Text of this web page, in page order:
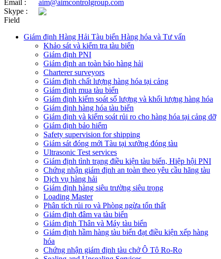
Email :
aim@aimcontrolgroup.com
Skype :
Field
Giám định Hàng Hải Tàu biển Hàng hóa và Tư vấn
Khảo sát và kiểm tra tàu biển
Giám định PNI
Giám định an toàn bảo hàng hải
Charterer surveyors
Giám định chất lượng hàng hóa tại cảng
​Giám định mua tàu biển
Giám định kiểm soát số lượng và khối lượng hàng hóa
Giám định hàng hóa tàu biển
Giám định và kiểm soát rủi ro cho hàng hóa tại cảng dỡ
Giám định bảo hiểm
Safety supervision for shipping
Giám sát đóng mới Tàu tại xưởng đóng tàu
Ultrasonic Test services
Giám định tình trạng điều kiện tàu biển, Hiệp hội PNI
Chứng nhận giám định an toàn theo yêu cầu hãng tàu
Dịch vụ hàng hải
Giám định hàng siêu trường siêu trọng
Loading Master
Phân tích rủi ro và Phòng ngừa tổn thất
​Giám định đâm va tàu biển
Giám định Thân và Máy tàu biển
​Giám định hầm hàng tàu biển đạt điều kiện xếp hàng
hóa
Chứng nhận giám định tàu chở Ô Tô Ro-Ro